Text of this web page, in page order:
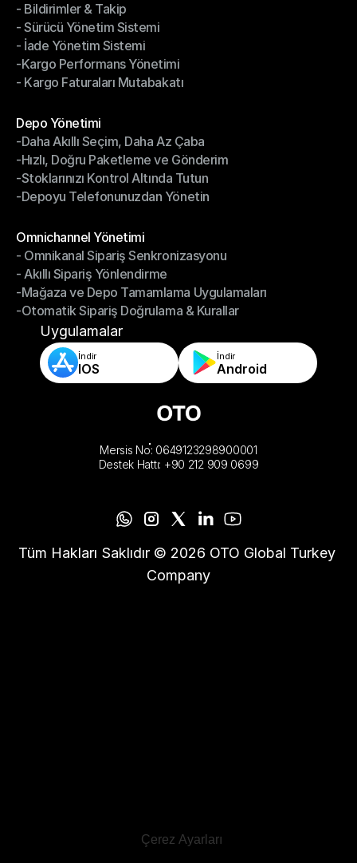
- Kargo Otomasyonu
- Bildirimler & Takip
- Bildirimler & Takip
- Sürücü Yönetim Sistemi
- Sürücü Yönetim Sistemi
- İade Yönetim Sistemi
- İade Yönetim Sistemi
-Kargo Performans Yönetimi
-Kargo Performans Yönetimi
- Kargo Faturaları Mutabakatı
Depo Yönetimi
Depo Yönetimi
-Daha Akıllı Seçim, Daha Az Çaba
-Daha Akıllı Seçim, Daha Az Çaba
-Hızlı, Doğru Paketleme ve Gönderim
-Hızlı, Doğru Paketleme ve Gönderim
-Stoklarınızı Kontrol Altında Tutun
-Stoklarınızı Kontrol Altında Tutun
-Depoyu Telefonunuzdan Yönetin
Omnichannel Yönetimi
Omnichannel Yönetimi
- Omnikanal Sipariş Senkronizasyonu
- Omnikanal Sipariş Senkronizasyonu
- Akıllı Sipariş Yönlendirme
- Akıllı Sipariş Yönlendirme
-Mağaza ve Depo Tamamlama Uygulamaları
-Mağaza ve Depo Tamamlama Uygulamaları
-Otomatik Sipariş Doğrulama & Kurallar
-Otomatik Sipariş Doğrulama & Kurallar
Uygulamalar
İndir
IOS
İndir
Android
Mersis No: 0649123298900001
Destek Hattı: +90 212 909 0699
Tüm Hakları Saklıdır © 2026 OTO Global Turkey
Company
Çerez Ayarları